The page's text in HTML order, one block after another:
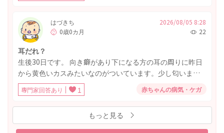
が、病気等の可能性は低いでしょうか？しばらく目が開か
ない子もいますか？
はづきち
0歳0カ月
2026/08/05 8:28
22
耳だれ？
生後30日です。 向き癖があり下になる方の耳の周りに昨日
から黄色いカスみたいなのがついています。少し匂いま
す。 関係あるかわかりませんが、今日は朝から少し機嫌が
悪く、17時ごろまでほぼ寝てません。 ミルクはいつも通り
飲んでます。 土曜日に1ヶ月健診なのですがそれまでに耳鼻
科か小児科に受診したほうがいいでしょうか？
専門家回答あり 1 赤ちゃんの病気・ケガ
もっと見る